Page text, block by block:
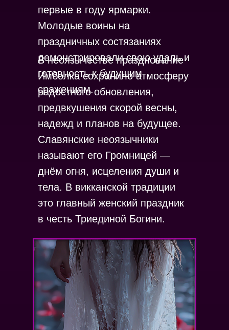
первые в году ярмарки.
Молодые воины на
праздничных состязаниях
демонстрировали свою удаль и
готовность к будущим
сражениям.
В неоязычестве празднование
Имболка сохранило атмосферу
радостного обновления,
предвкушения скорой весны,
надежд и планов на будущее.
Славянские неоязычники
называют его Громницей —
днём огня, исцеления души и
тела. В викканской традиции
это главный женский праздник
в честь Триединой Богини.